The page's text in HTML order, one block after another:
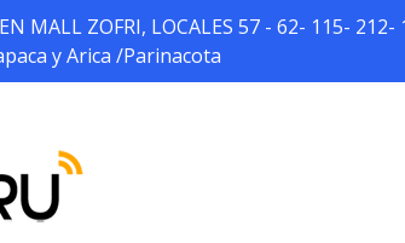
MALL ZOFRI, LOCALES 57 - 62- 115-
y Arica /Parinacota